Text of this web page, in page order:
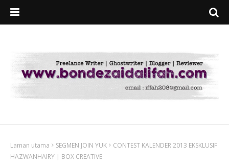
Laman utama SEGMEN JOIN YUK
CONTEST KALENDER 2013 EKSKLUSIF
HAZWANHAIRY | BOX CREATIVE